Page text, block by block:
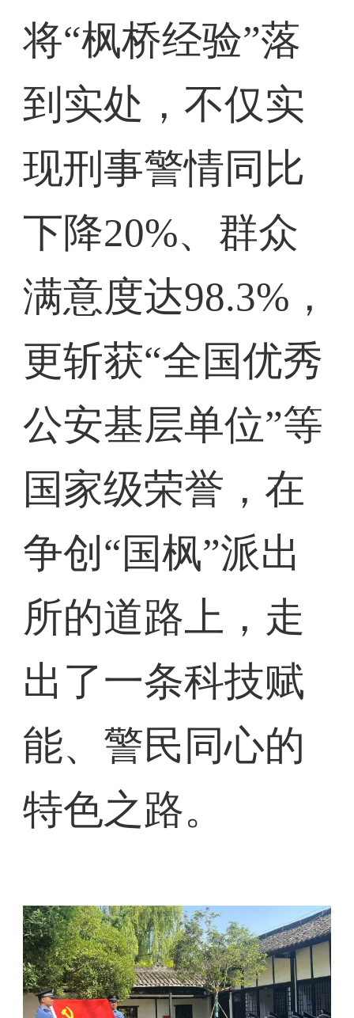
将“枫桥经验”落
到实处，不仅实
现刑事警情同比
下降20%、群众
满意度达98.3%，
更斩获“全国优秀
公安基层单位”等
国家级荣誉，在
争创“国枫”派出
所的道路上，走
出了一条科技赋
能、警民同心的
特色之路。